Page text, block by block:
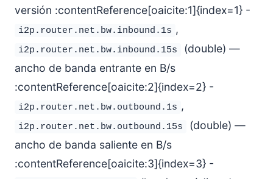
versión :contentReference[oaicite:1]{index=1} -
i2p.router.net.bw.inbound.1s ,
i2p.router.net.bw.inbound.15s
(double) —
ancho de banda entrante en B/s
:contentReference[oaicite:2]{index=2} -
i2p.router.net.bw.outbound.1s ,
i2p.router.net.bw.outbound.15s
(double) —
ancho de banda saliente en B/s
:contentReference[oaicite:3]{index=3} -